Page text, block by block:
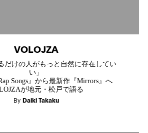
VOLOJZA
だけの人がもっと自然に存在してい
い」
Rap Songs』から最新作『Mirrors』へ
が地元・松戸で語る
By Daiki Takaku